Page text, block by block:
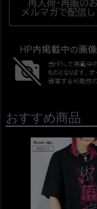
おすすめ商品